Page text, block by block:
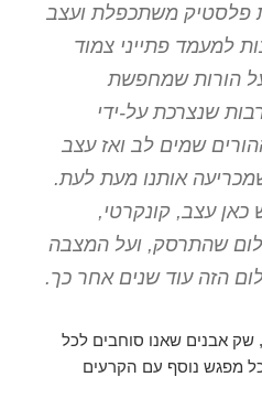
פלסטיק משתכפלת ועצב
למעמד פתייני צמוד
הורות שמחפשת
שנצרכת על-ידי
שמים לב ואז עצב
אותנו מעת לעת.
כאן עצב, קונקרטי,
שהתרסק, ועל המצבה
הזה עוד שנים אחר כך.
אבנים שאנו סוחבים לכל
מפגש נוסף עם הקרעים